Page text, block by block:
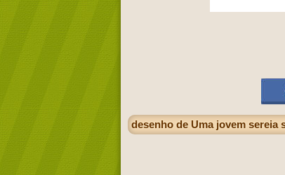
desenho de Uma jovem sereia